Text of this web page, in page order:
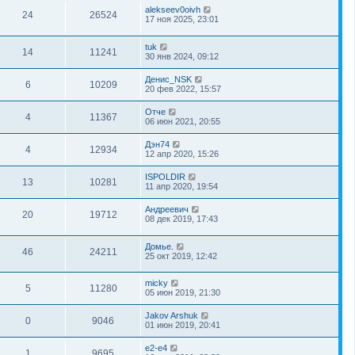
24 26524
alekseev0oivh
17 ноя 2025, 23:01
14 11241
tuk
30 янв 2024, 09:12
6 10209
Денис_NSK
20 фев 2022, 15:57
4 11367
Отче
06 июн 2021, 20:55
4 12934
Дэн74
12 апр 2020, 15:26
13 10281
ISPOLDIR
11 апр 2020, 19:54
20 19712
Андреевич
08 дек 2019, 17:43
46 24211
Домье.
25 окт 2019, 12:42
5 11280
micky
05 июн 2019, 21:30
0 9046
Jakov Arshuk
01 июн 2019, 20:41
e2-e4